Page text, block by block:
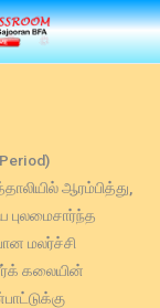
ஆரம்பித்து,
புலமைசார்ந்த
மலர்ச்சி
கலையின்